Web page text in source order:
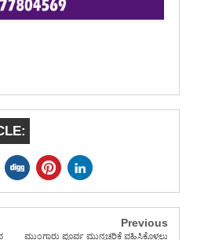
Previous
ಮುಂಗಾರು ಪೂರ್ವ ಮುನ್ನಚ್ಚರಿಕೆ ವಹಿಸಿಕೊಳ್ಳಲು